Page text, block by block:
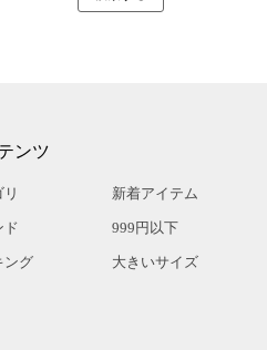
ンツ
ド
ング
新着アイテム
999円以下
大きいサイズ